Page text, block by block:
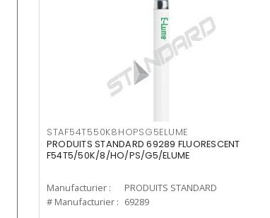
STAF54T550K8HOPSG5ELUME
PRODUITS STANDARD 69289 FLUORESCENT
F54T5/50K/8/HO/PS/G5/ELUME
Manufacturier :
PRODUITS STANDARD
# Manufacturier : 69289